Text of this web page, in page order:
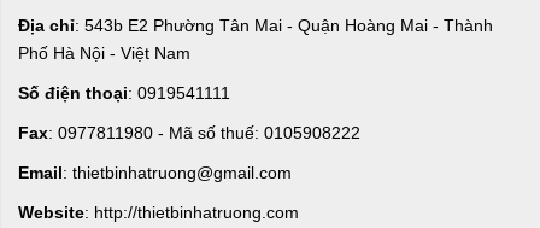
Địa chỉ: 543b E2 Phường Tân Mai - Quận Hoàng Mai - Thành
Phố Hà Nội - Việt Nam
Số điện thoại: 0919541111
Fax: 0977811980 - Mã số thuế: 0105908222
Email: thietbinhatruong@gmail.com
Website: http://thietbinhatruong.com